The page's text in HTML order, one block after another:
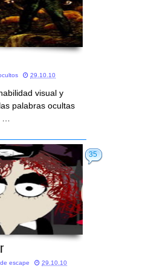
29.10.10
visual y
palabras ocultas
…
35
escape 29.10.10